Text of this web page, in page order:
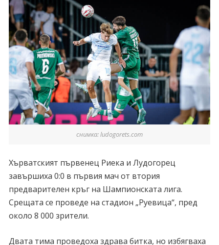
снимка: ludogorets.com
Хърватският първенец Риека и Лудогорец
завършиха 0:0 в първия мач от втория
предварителен кръг на Шампионската лига.
Срещата се проведе на стадион „Руевица“, пред
около 8 000 зрители.
Двата тима проведоха здрава битка, но избягваха